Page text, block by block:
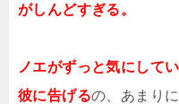
がしんどすぎる。
ノエがずっと気にして
彼に告げるの、あまり